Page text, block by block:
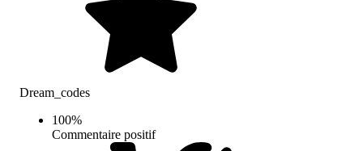
Dream_codes
100%
Commentaire positif